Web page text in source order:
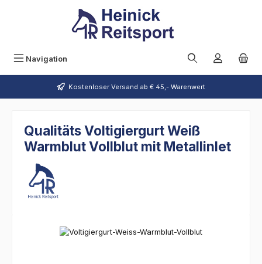
Zum Hauptinhalt springen
Navigation
Kostenloser Versand ab € 45,- Warenwert
Qualitäts Voltigiergurt Weiß
Warmblut Vollblut mit Metallinlet
Bildergalerie überspringen